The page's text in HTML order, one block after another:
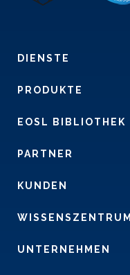
DIENSTE
PRODUKTE
EOSL BIBLIOTHEK
PARTNER
KUNDEN
WISSENSZENTRUM
UNTERNEHMEN